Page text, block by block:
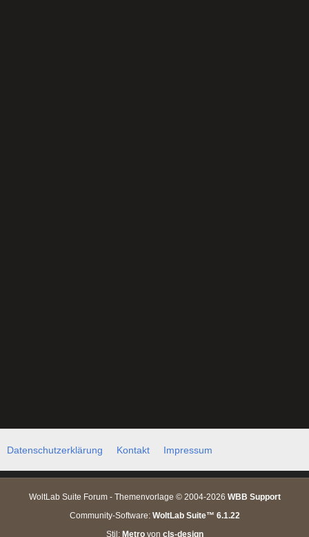
Datenschutzerklärung Kontakt Impressum
WoltLab Suite Forum - Themenvorlage © 2004-2026 WBB Support
Community-Software: WoltLab Suite™ 6.1.22
Stil: Metrovon cls-design